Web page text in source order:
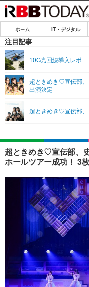
ホーム
IT・デジタル
ネタ
ショッピング
SPEED TEST
エンタメ
エンタメTOP
音楽
ショッピング
ライフ
ライフTOP
ペット
その他
リリース一覧
プッシュ通知の停止方法
ホーム IT・デジタル
注目記事
10G光回線導入レポ
超ときめき♡宣伝部
出演決定
超ときめき♡宣伝部、
超ときめき♡宣伝部、
ホールツアー成功！ 3